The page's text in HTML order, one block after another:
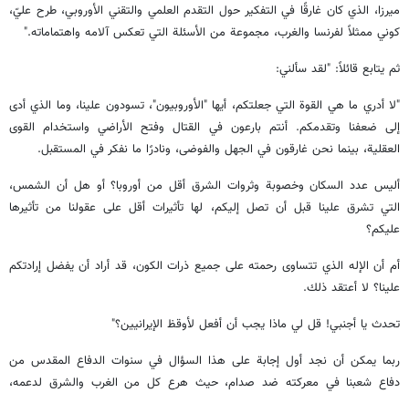
ميرزا، الذي كان غارقًا في التفكير حول التقدم العلمي والتقني الأوروبي، طرح عليّ،
كوني ممثلاً لفرنسا والغرب، مجموعة من الأسئلة التي تعكس آلامه واهتماماته."
ثم يتابع قائلاً: "لقد سألني:
"لا أدري ما هي القوة التي جعلتكم، أيها "الأوروبيون"، تسودون علينا، وما الذي أدى
إلى ضعفنا وتقدمكم. أنتم بارعون في القتال وفتح الأراضي واستخدام القوى
العقلية، بينما نحن غارقون في الجهل والفوضى، ونادرًا ما نفكر في المستقبل.
أليس عدد السكان وخصوبة وثروات الشرق أقل من أوروبا؟ أو هل أن الشمس،
التي تشرق علينا قبل أن تصل إليكم، لها تأثيرات أقل على عقولنا من تأثيرها
عليكم؟
أم أن الإله الذي تتساوى رحمته على جميع ذرات الكون، قد أراد أن يفضل إرادتكم
علينا؟ لا أعتقد ذلك.
تحدث يا أجنبي! قل لي ماذا يجب أن أفعل لأوقظ الإيرانيين؟"
ربما يمكن أن نجد أول إجابة على هذا السؤال في سنوات الدفاع المقدس من
دفاع شعبنا في معركته ضد صدام، حيث هرع كل من الغرب والشرق لدعمه،